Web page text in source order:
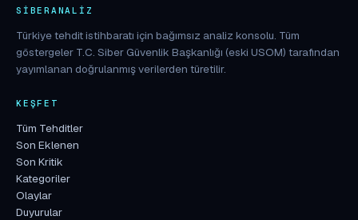
SIBERANALIZ
Türkiye tehdit istihbaratı için bağımsız analiz konsolu. Tüm
göstergeler T.C. Siber Güvenlik Başkanlığı (eski USOM) tarafından
yayımlanan doğrulanmış verilerden türetilir.
KEŞFET
Tüm Tehditler
Son Eklenen
Son Kritik
Kategoriler
Olaylar
Duyurular